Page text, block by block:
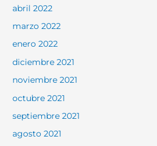
abril 2022
marzo 2022
enero 2022
diciembre 2021
noviembre 2021
octubre 2021
septiembre 2021
agosto 2021